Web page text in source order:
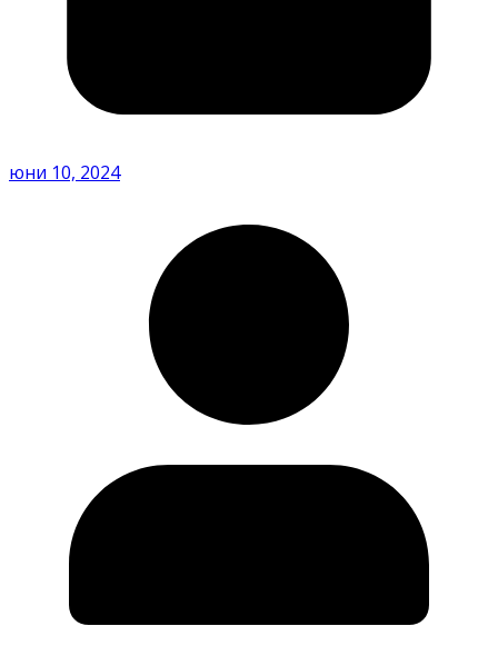
юни 10, 2024